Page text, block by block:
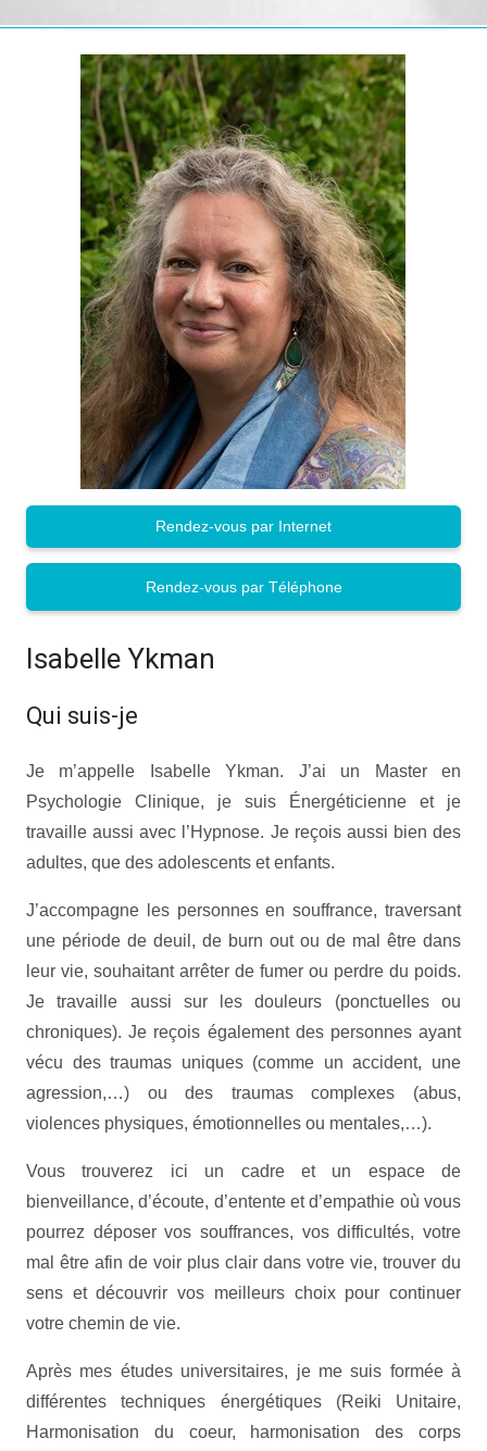
Isabelle Ykman
Qui suis-je
Je m’appelle Isabelle Ykman. J’ai un Master en
Psychologie Clinique, je suis Énergéticienne et je
travaille aussi avec l’Hypnose. Je reçois aussi bien des
adultes, que des adolescents et enfants.
J’accompagne les personnes en souffrance, traversant
une période de deuil, de burn out ou de mal être dans
leur vie, souhaitant arrêter de fumer ou perdre du poids.
Je travaille aussi sur les douleurs (ponctuelles ou
chroniques). Je reçois également des personnes ayant
vécu des traumas uniques (comme un accident, une
agression,…) ou des traumas complexes (abus,
violences physiques, émotionnelles ou mentales,…).
Vous trouverez ici un cadre et un espace de
bienveillance, d’écoute, d’entente et d’empathie où vous
pourrez déposer vos souffrances, vos difficultés, votre
mal être afin de voir plus clair dans votre vie, trouver du
sens et découvrir vos meilleurs choix pour continuer
votre chemin de vie.
Après mes études universitaires, je me suis formée à
différentes techniques énergétiques (Reiki Unitaire,
Harmonisation du coeur, harmonisation des corps
Rendez-vous par Internet
Rendez-vous par Téléphone